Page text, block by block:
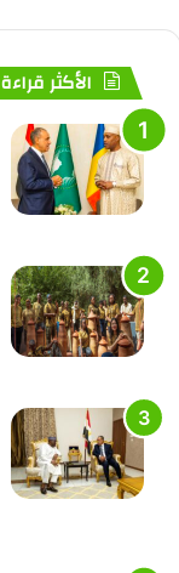
الأكثر قراءة